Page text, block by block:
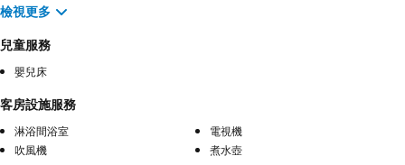
檢視更多
兒童服務
嬰兒床
客房設施服務
淋浴間浴室
電視機
吹風機
煮水壺